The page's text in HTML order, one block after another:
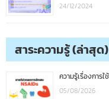
24/12/2024
สาระความรู้ (ล่าสุด)
ความรู้เรื่องการใ
05/08/2026